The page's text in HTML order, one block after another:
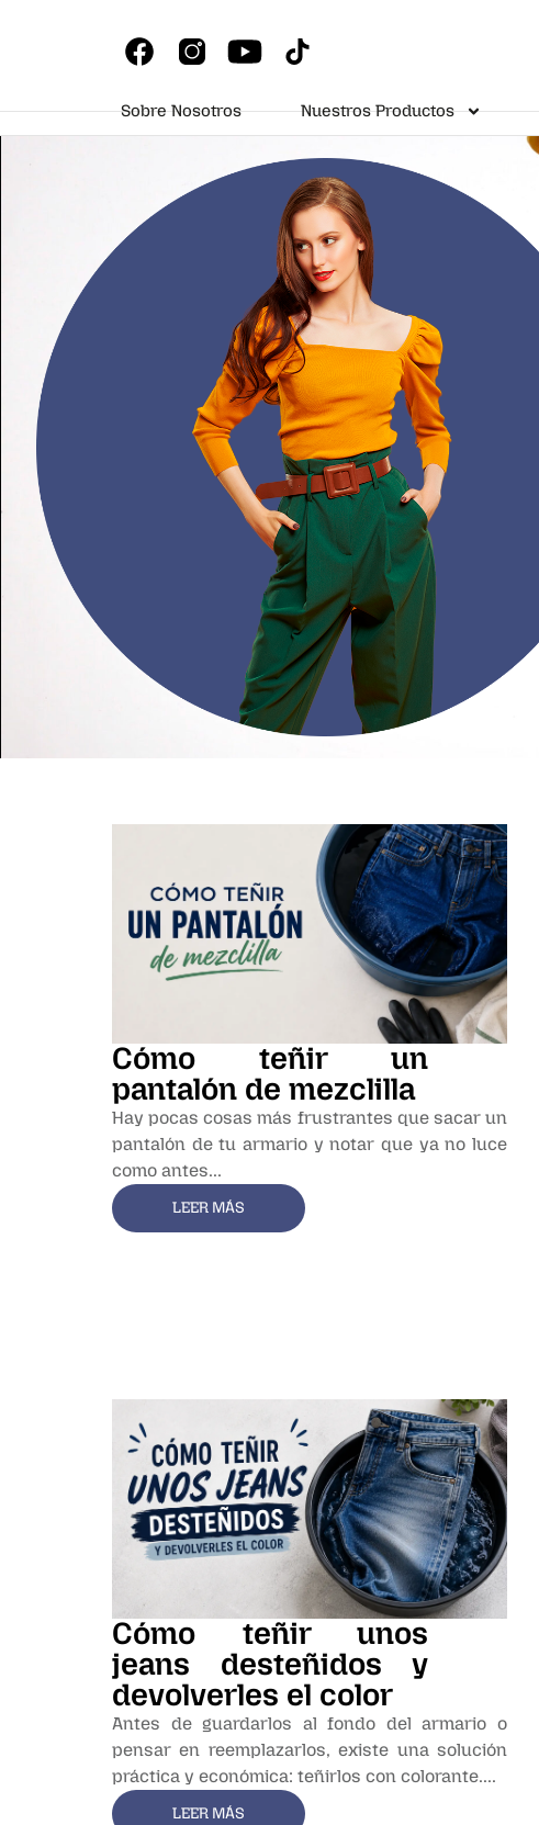
Sobre Nosotros Nuestros Productos
Cómo teñir un
pantalón de mezclilla
Hay pocas cosas más frustrantes que sacar un
pantalón de tu armario y notar que ya no luce
como antes...
LEER MÁS
Cómo teñir unos
jeans desteñidos y
devolverles el color
Antes de guardarlos al fondo del armario o
pensar en reemplazarlos, existe una solución
práctica y económica: teñirlos con colorante....
LEER MÁS